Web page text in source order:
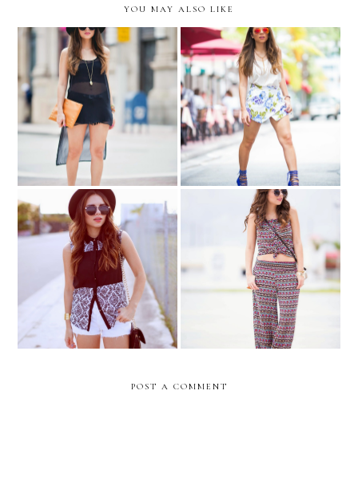
YOU MAY ALSO LIKE
Sheer... The origami skirt 2.0
Square One... Tribally matching...
POST A COMMENT